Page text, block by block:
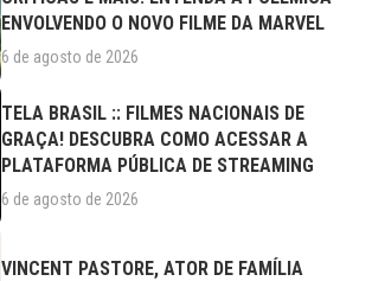
ENVOLVENDO O NOVO FILME DA MARVEL
6 de agosto de 2026
TELA BRASIL :: FILMES NACIONAIS DE
GRAÇA! DESCUBRA COMO ACESSAR A
PLATAFORMA PÚBLICA DE STREAMING
6 de agosto de 2026
VINCENT PASTORE, ATOR DE FAMÍLIA